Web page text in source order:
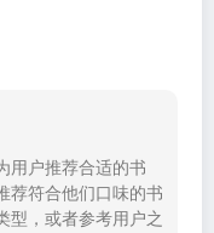
用户推荐合适的书
荐符合他们口味的书
型，或者参考用户之